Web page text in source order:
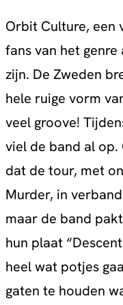
Orbit Culture, een
fans van het
zijn. De Zweden
hele ruige vorm
veel groove!
viel de band al
dat de tour, met
Murder, in
maar de band
hun plaat “Descent
heel wat potjes
gaten te houden